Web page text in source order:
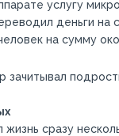
услугу
деньги на
на сумму
зачитывал
сразу